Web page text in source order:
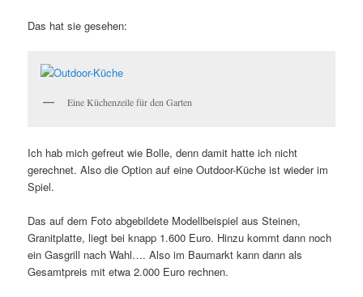
Das hat sie gesehen:
Eine Küchenzeile für den Garten
Ich hab mich gefreut wie Bolle, denn damit hatte ich nicht
gerechnet. Also die Option auf eine Outdoor-Küche ist wieder im
Spiel.
Das auf dem Foto abgebildete Modellbeispiel aus Steinen,
Granitplatte, liegt bei knapp 1.600 Euro. Hinzu kommt dann noch
ein Gasgrill nach Wahl…. Also im Baumarkt kann dann als
Gesamtpreis mit etwa 2.000 Euro rechnen.